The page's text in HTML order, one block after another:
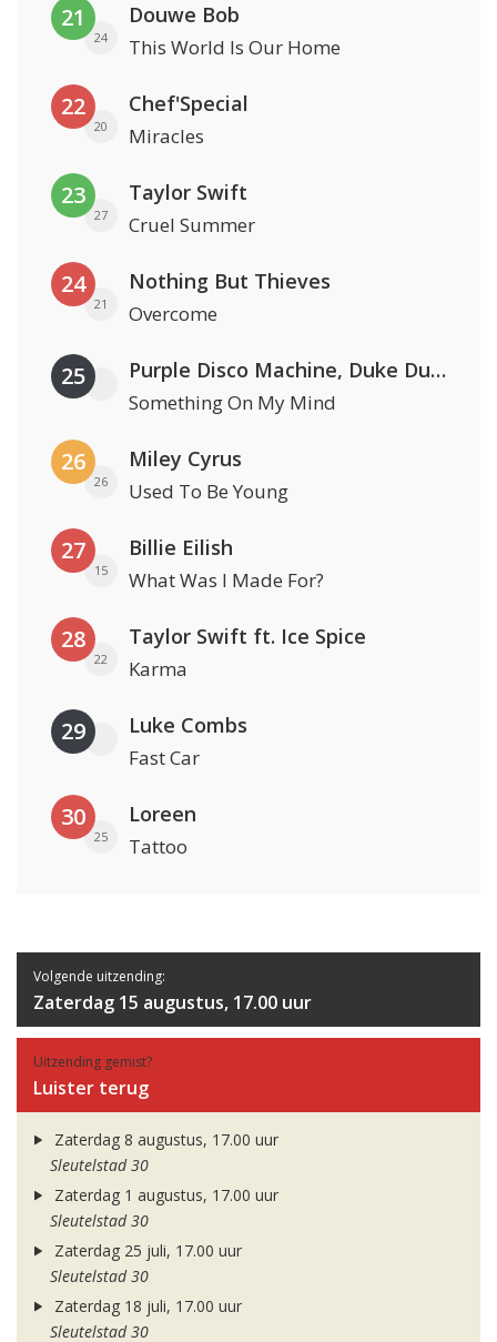
21
24
Douwe Bob
This World Is Our Home
22
20
Chef'Special
Miracles
23
27
Taylor Swift
Cruel Summer
24
21
Nothing But Thieves
Overcome
25 Purple Disco Machine, Duke Dumont & Nothing But Thieves
Something On My Mind
26
26
Miley Cyrus
Used To Be Young
27
15
Billie Eilish
What Was I Made For?
28
22
Taylor Swift ft. Ice Spice
Karma
29 Luke Combs
Fast Car
30
25
Loreen
Tattoo
Volgende uitzending:
Zaterdag 15 augustus, 17.00 uur
Uitzending gemist?
Luister terug
Zaterdag 8 augustus, 17.00 uur
Sleutelstad 30
Zaterdag 1 augustus, 17.00 uur
Sleutelstad 30
Zaterdag 25 juli, 17.00 uur
Sleutelstad 30
Zaterdag 18 juli, 17.00 uur
Sleutelstad 30